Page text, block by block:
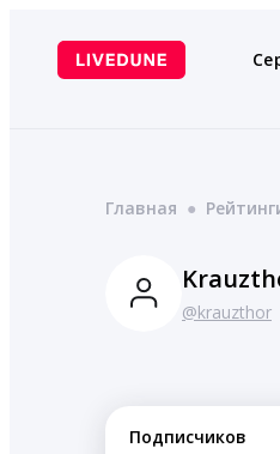
содержимому
Главная ●
@krauzthor
Подписчиков